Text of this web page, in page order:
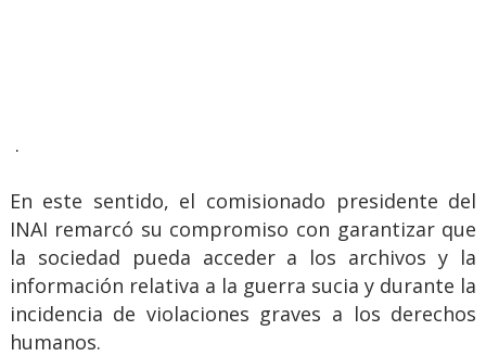
.
En este sentido, el comisionado presidente del
INAI remarcó su compromiso con garantizar que
la sociedad pueda acceder a los archivos y la
información relativa a la guerra sucia y durante la
incidencia de violaciones graves a los derechos
humanos.